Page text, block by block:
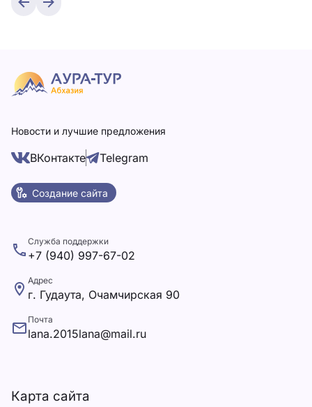
Новости и лучшие предложения
ВКонтакте Telegram
Создание сайта
Карта сайта
Служба поддержки
+7 (940) 997-67-02
Адрес
г. Гудаута, Очамчирская 90
Почта
lana.2015lana@mail.ru